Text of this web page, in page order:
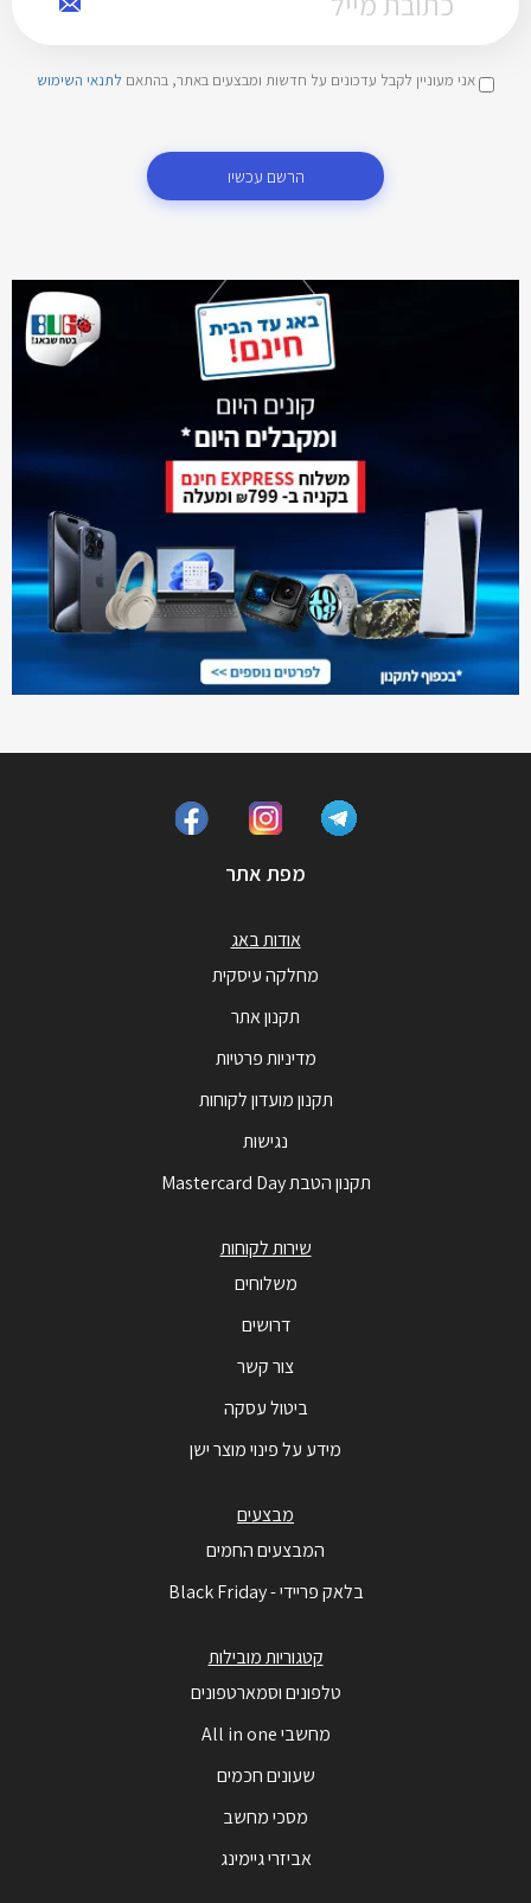
אני מעוניין לקבל עדכונים על חדשות ומבצעים באתר, בהתאם לתנאי השימוש
הרשם עכשיו
מפת אתר
אודות באג
מחלקה עיסקית
תקנון אתר
מדיניות פרטיות
תקנון מועדון לקוחות
נגישות
תקנון הטבת Mastercard Day
שירות לקוחות
משלוחים
דרושים
צור קשר
ביטול עסקה
מידע על פינוי מוצר ישן
מבצעים
המבצעים החמים
בלאק פריידי - Black Friday
קטגוריות מובילות
טלפונים וסמארטפונים
מחשבי All in one
שעונים חכמים
מסכי מחשב
אביזרי גיימינג